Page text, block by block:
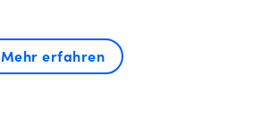
Mehr erfahren